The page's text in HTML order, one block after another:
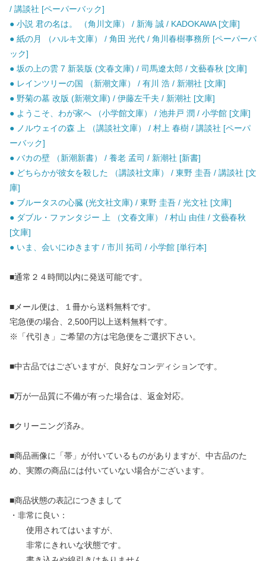
/ 講談社 [ペーパーバック]
● 小説 君の名は。 （角川文庫） / 新海 誠 / KADOKAWA [文庫]
● 紙の月 （ハルキ文庫） / 角田 光代 / 角川春樹事務所 [ペーパーバ
ック]
● 坂の上の雲 7 新装版 (文春文庫) / 司馬遼太郎 / 文藝春秋 [文庫]
● レインツリーの国 （新潮文庫） / 有川 浩 / 新潮社 [文庫]
● 野菊の墓 改版 (新潮文庫) / 伊藤左千夫 / 新潮社 [文庫]
● ようこそ、わが家へ （小学館文庫） / 池井戸 潤 / 小学館 [文庫]
● ノルウェイの森 上 （講談社文庫） / 村上 春樹 / 講談社 [ペーパ
ーバック]
● バカの壁 （新潮新書） / 養老 孟司 / 新潮社 [新書]
● どちらかが彼女を殺した （講談社文庫） / 東野 圭吾 / 講談社 [文
庫]
● ブルータスの心臓 (光文社文庫) / 東野 圭吾 / 光文社 [文庫]
● ダブル・ファンタジー 上 （文春文庫） / 村山 由佳 / 文藝春秋
[文庫]
● いま、会いにゆきます / 市川 拓司 / 小学館 [単行本]
■通常２４時間以内に発送可能です。
■メール便は、１冊から送料無料です。
宅急便の場合、2,500円以上送料無料です。
※「代引き」ご希望の方は宅急便をご選択下さい。
■中古品ではございますが、良好なコンディションです。
■万が一品質に不備が有った場合は、返金対応。
■クリーニング済み。
■商品画像に「帯」が付いているものがありますが、中古品のた
め、実際の商品には付いていない場合がございます。
■商品状態の表記につきまして
・非常に良い：
使用されてはいますが、
非常にきれいな状態です。